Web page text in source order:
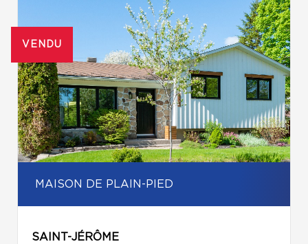
VENDU
MAISON DE PLAIN-PIED
SAINT-JÉRÔME